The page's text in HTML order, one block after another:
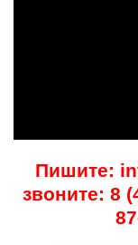
Пишите:
звоните: 8